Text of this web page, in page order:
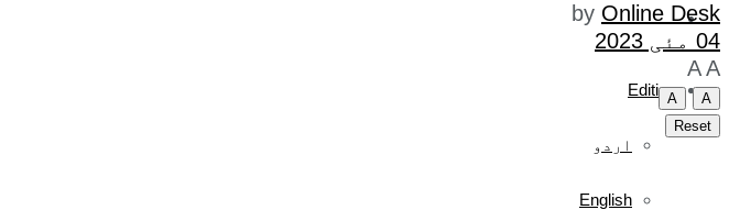
آج کا اخبار
Edition
اردو
English
by Online Desk
04 مئی 2023
A A
A
A
Reset